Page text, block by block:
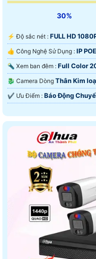
30%
️⚡ Độ sắc nét : FULL HD
👍 Công Nghệ Sử Dụng : IP
🔦 Xem ban đêm : Full Color
🐉️ Camera Dòng Thân Kim
️✔️ Ưu Điểm : Báo Động